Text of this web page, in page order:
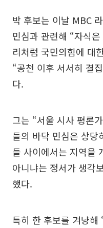
박 후보는 이날 MBC
민심과 관련해 “자식
리처럼 국민의힘에 대
“공천 이후 서서히 결
다.
그는 “서울 시사 평론
들의 바닥 민심은 상당
들 사이에서는 지역을
아니냐는 정서가 생각
했다.
특히 한 후보를 겨냥해